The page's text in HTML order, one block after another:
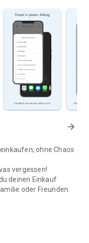
arrow_forward
ohne Chaos
vergessen!
deinen Einkauf
oder Freunden.
Alle sehen